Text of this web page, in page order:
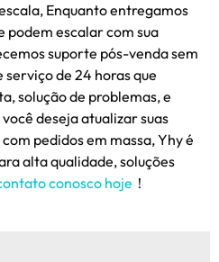
Enquanto entregamos
podem escalar com sua
suporte pós-venda sem
de 24 horas que
solução de problemas, e
deseja atualizar suas
pedidos em massa, Yhy é
alta qualidade, soluções
conosco hoje ！